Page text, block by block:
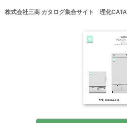
株式会社三商 カタログ集合サイト 理化CATA